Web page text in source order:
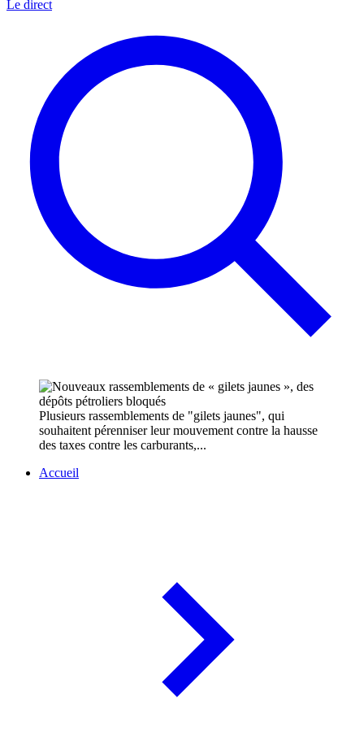
Le direct
Plusieurs rassemblements de "gilets jaunes", qui
souhaitent pérenniser leur mouvement contre la hausse
des taxes contre les carburants,...
Accueil